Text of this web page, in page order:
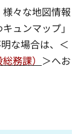
々な地図情報
ュンマップ」
な場合は、＜
務課） ＞へお